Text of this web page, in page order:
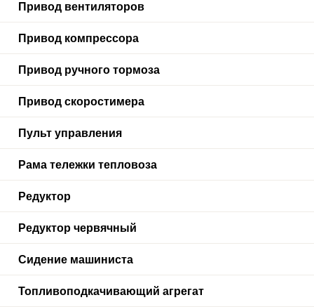
Привод вентиляторов
Привод компрессора
Привод ручного тормоза
Привод скоростимера
Пульт управления
Рама тележки тепловоза
Редуктор
Редуктор червячный
Сидение машиниста
Топливоподкачивающий агрегат